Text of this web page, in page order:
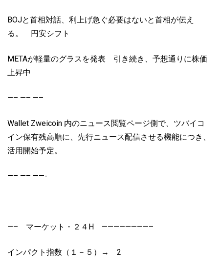
BOJと首相対話、利上げ急ぐ必要はないと首相が伝え
る。 円安シフト
METAが軽量のグラスを発表 引き続き、予想通りに株価
上昇中
—– —– —–
Wallet Zweicoin 内のニュース閲覧ページ側で、ツバイコ
イン保有残高順に、先行ニュース配信させる機能につき、
活用開始予定。
—– —– ——-
—– マーケット・２４H ————————–
インパクト指数（１－５）→ 2